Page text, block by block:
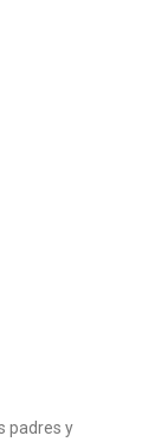
padres y